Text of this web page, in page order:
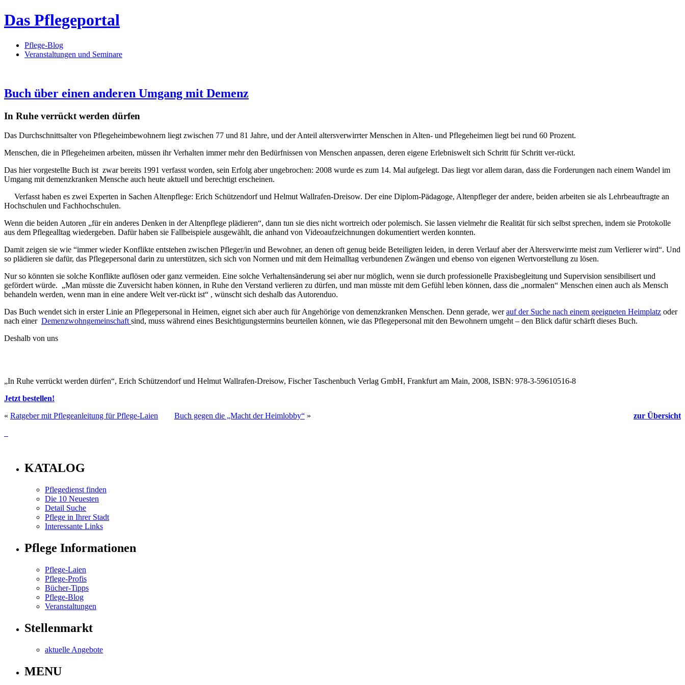
Das Pflegeportal
Pflege-Blog
Veranstaltungen und Seminare
Buch über einen anderen Umgang mit Demenz
In Ruhe verrückt werden dürfen
Das Durchschnittsalter von Pflegeheimbewohnern liegt zwischen 77 und 81 Jahre, und der Anteil altersverwirrter Menschen in Alten- und Pflegeheimen liegt bei rund 60 Prozent.
Menschen, die in Pflegeheimen arbeiten, müssen ihr Verhalten immer mehr den Bedürfnissen von Menschen anpassen, deren eigene Erlebniswelt sich Schritt für Schritt ver-rückt.
Das hier vorgestellte Buch ist zwar bereits 1991 verfasst worden, sein Erfolg aber ungebrochen: 2008 wurde es zum 14. Mal aufgelegt. Das liegt vor allem daran, dass die Forderungen nach einem Wandel im
Umgang mit demenzkranken Mensche auch heute aktuell und berechtigt erscheinen.
Verfasst haben es zwei Experten in Sachen Altenpflege: Erich Schützendorf und Helmut Wallrafen-Dreisow. Der eine Diplom-Pädagoge, Altenpfleger der andere, beiden arbeiten sie als Lehrbeauftragte an
Hochschulen und Fachhochschulen.
Wenn die beiden Autoren „für ein anderes Denken in der Altenpflege plädieren“, dann tun sie dies nicht wortreich oder polemisch. Sie lassen vielmehr die Realität für sich selbst sprechen, indem sie Protokolle
aus dem Pflegealltag wiedergeben. Dafür haben sie Fallbeispiele ausgewählt, die anhand von Videoaufzeichnungen dokumentiert werden konnten.
Damit zeigen sie wie “immer wieder Konflikte entstehen zwischen Pfleger/in und Bewohner, an denen oft genug beide Beteiligten leiden, in deren Verlauf aber der Altersverwirrte meist zum Verlierer wird“. Und
so plädieren sie dafür, das Pflegepersonal darin zu unterstützen, sich sich von Normen und mit dem Heimalltag verbundenen Zwängen und ebenso von eigenen Wertvorstellung zu lösen.
Nur so könnten sie solche Konflikte auflösen oder ganz vermeiden. Eine solche Verhaltensänderung sei aber nur möglich, wenn sie durch professionelle Praxisbegleitung und Supervision sensibilisert und
gefördert würde. „Man müsste die Zuversicht haben können, in Ruhe den Verstand verlieren zu dürfen, und man müsste mit dem Gefühl leben können, dass die „normalen“ Menschen einen auch als Mensch
behandeln werden, wenn man in eine andere Welt ver-rückt ist“ , wünscht sich deshalb das Autorenduo.
Das Buch wendet sich in erster Linie an Pflegepersonal in Heimen, eignet sich aber auch für Angehörige von demenzkranken Menschen. Denn gerade, werauf der Suche nach einem geeigneten Heimplatz oder
nach einer Demenzwohngemeinschaftsind, muss während eines Besichtigungstermins beurteilen können, wie das Pflegepersonal mit den Bewohnern umgeht – den Blick dafür schärft dieses Buch.
Deshalb von uns
„In Ruhe verrückt werden dürfen“, Erich Schützendorf und Helmut Wallrafen-Dreisow, Fischer Taschenbuch Verlag GmbH, Frankfurt am Main, 2008, ISBN: 978-3-59610516-8
Jetzt bestellen!
zur Übersicht
« Ratgeber mit Pflegeanleitung für Pflege-Laien Buch gegen die „Macht der Heimlobby“ »
KATALOG
Pflegedienst finden
Die 10 Neuesten
Detail Suche
Pflege in Ihrer Stadt
Interessante Links
Pflege Informationen
Pflege-Laien
Pflege-Profis
Bücher-Tipps
Pflege-Blog
Veranstaltungen
Stellenmarkt
aktuelle Angebote
MENU